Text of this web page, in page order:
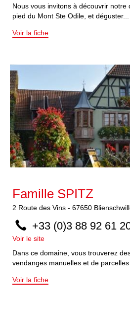
Nous vous invitons à découvrir notre
pied du Mont Ste Odile, et déguster...
Voir la fiche
Famille SPITZ
2 Route des Vins - 67650
+33 (0)3 88 92 61
Voir le site
Dans ce domaine, vous trouverez
vendanges manuelles et de parcelles
Voir la fiche